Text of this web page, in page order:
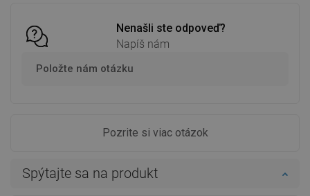
Nenašli ste odpoveď?
Napíš nám
Položte nám otázku
Pozrite si viac otázok
Spýtajte sa na produkt